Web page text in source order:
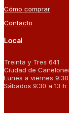
Cómo comprar
Contacto
Local
Treinta y Tres 641
Ciudad de
Lunes a viernes 9:30
Sábados 9:30 a 13 h